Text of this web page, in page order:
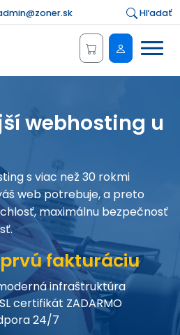
Hľadať
Menu
webhosting u
s viac než 30 rokmi
web potrebuje, a preto
maximálnu bezpečnosť
fakturáciu
infraštruktúra
certifikát ZADARMO
24/7